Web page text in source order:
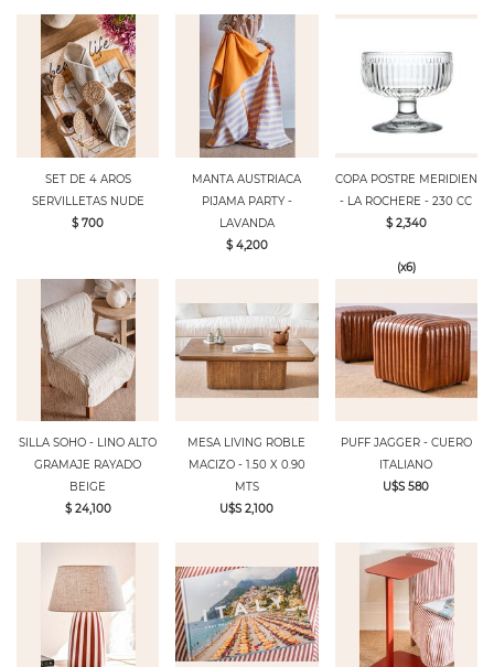
SET DE 4 AROS
SERVILLETAS NUDE
$ 700
MANTA AUSTRIACA
PIJAMA PARTY -
LAVANDA
$ 4,200
COPA POSTRE MERIDIEN
- LA ROCHERE - 230 CC
$ 2,340
(x6)
SILLA SOHO - LINO ALTO
GRAMAJE RAYADO
BEIGE
$ 24,100
MESA LIVING ROBLE
MACIZO - 1.50 X 0.90
MTS
U$S 2,100
PUFF JAGGER - CUERO
ITALIANO
U$S 580